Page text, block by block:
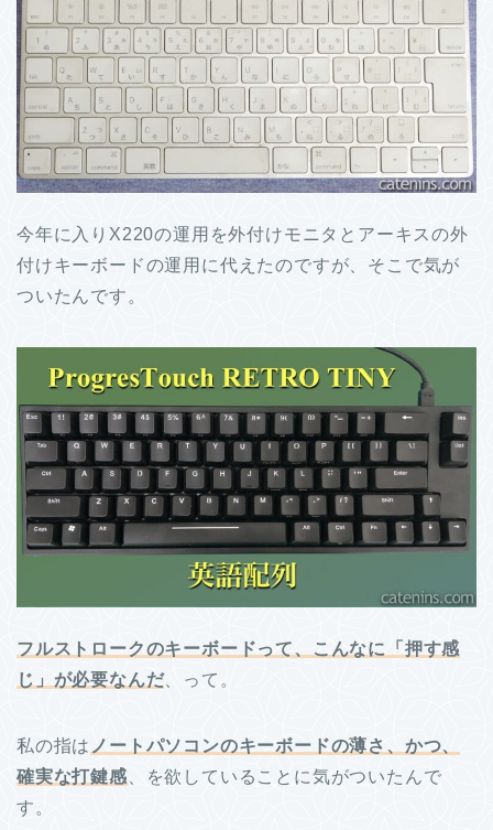
今年に入りX220の運用を外付けモニタとアーキスの外
付けキーボードの運用に代えたのですが、そこで気が
ついたんです。
フルストロークのキーボードって、こんなに「押す感
じ」が必要なんだ、って。
私の指は ノートパソコンのキーボードの薄さ、かつ、
確実な打鍵感 、を欲していることに気がついたんで
す。